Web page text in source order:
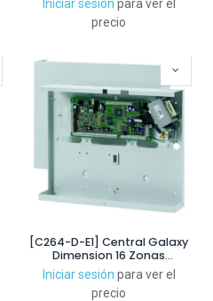
Grado 3
Iniciar sesión para ver el
precio
[C264-D-E1] Central Galaxy
Dimension 16 Zonas
ampliable hasta 264. Grado
3
Iniciar sesión para ver el
precio